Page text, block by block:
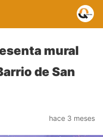
mural
de San
hace 3 meses